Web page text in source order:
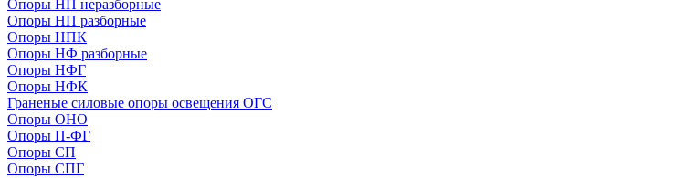
Опоры НП неразборные
Опоры НП разборные
Опоры НПК
Опоры НФ разборные
Опоры НФГ
Опоры НФК
Граненые силовые опоры освещения ОГС
Опоры ОНО
Опоры П-ФГ
Опоры СП
Опоры СПГ